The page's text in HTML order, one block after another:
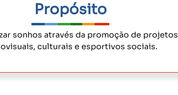
Propósito
sonhos através da promoção de projetos
culturais e esportivos sociais.